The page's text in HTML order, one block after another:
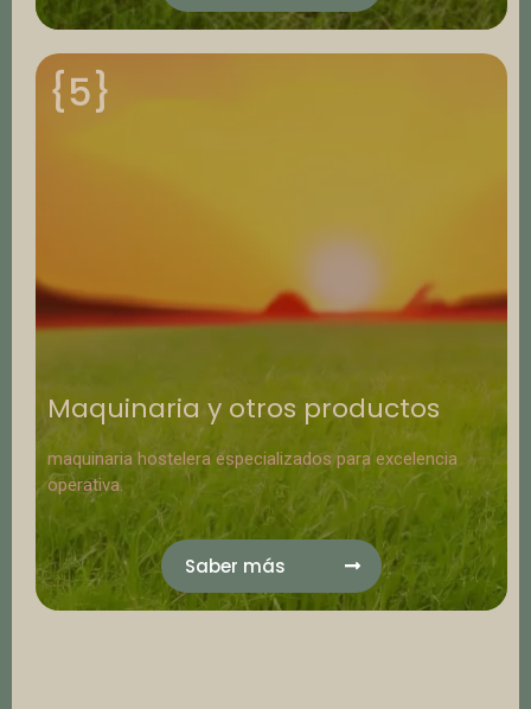
{5}
Maquinaria y otros productos
maquinaria hostelera especializados para excelencia
operativa.
Saber más